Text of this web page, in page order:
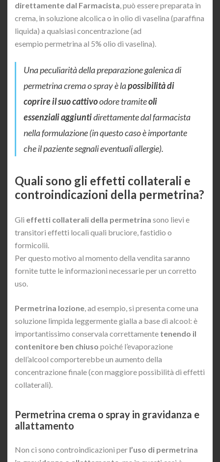
direttamente dal Farmacista, può essere preparata in
crema, in soluzione alcolica o in olio di vaselina (paraffina
liquida) a qualsiasi concentrazione (ad
esempio permetrina al 5% olio di vaselina).
Una peculiarità della preparazione galenica di
permetrina crema o spray è lapossibilità di
coprire il suo cattivoodore tramiteoli
essenziali aggiuntidirettamente dal farmacista
nella formulazione (in questo caso è importante
che il paziente segnali eventuali allergie).
Quali sono gli effetti collaterali e
controindicazioni della permetrina?
Gli effetti collaterali della permetrina sono lievi e
transitori effetti locali quali bruciore, fastidio o
formicolii.
Per questo motivo al momento della vendita saranno
fornite tutte le informazioni necessarie per un corretto
uso.
Permetrina lozione, ad esempio, si presenta come una
soluzione limpida leggermente gialla a base di alcool: è
importantissimo conservala correttamente tenendo il
contenitore ben chiuso poiché l’evaporazione
dell’alcool comporterebbe un aumento della
concentrazione finale (con maggiore possibilità di effetti
collaterali).
Permetrina crema o spray in gravidanza e
allattamento
Non ci sono controindicazioni per l’uso di permetrina